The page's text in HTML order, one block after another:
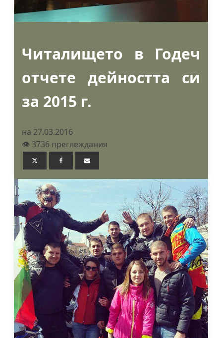
Читалището в Годеч
отчете дейността си
за 2015 г.
на 27.03.2016
👁️ 3736 преглеждания